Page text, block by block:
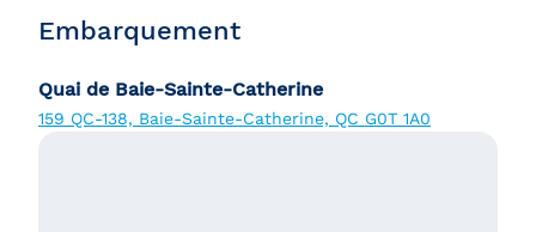
Embarquement
Quai de Baie-Sainte-Catherine
159 QC-138, Baie-Sainte-Catherine, QC G0T 1A0